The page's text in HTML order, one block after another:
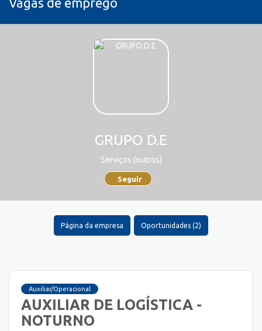
GRUPO D.E
Serviços (outros)
Seguir
Página da empresa Oportunidades (2)
Auxiliar/Operacional
AUXILIAR DE LOGÍSTICA -
NOTURNO